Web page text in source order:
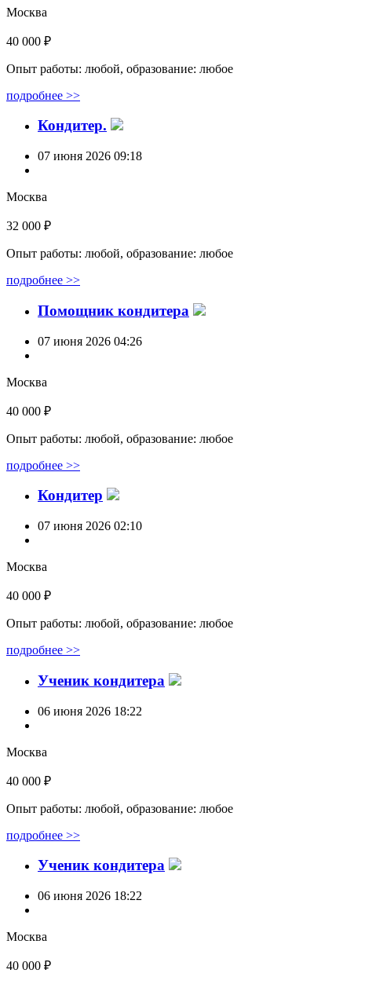
Москва
40 000 ₽
Опыт работы: любой, образование: любое
подробнее >>
Кондитер.
07 июня 2026 09:18
Москва
32 000 ₽
Опыт работы: любой, образование: любое
подробнее >>
Помощник кондитера
07 июня 2026 04:26
Москва
40 000 ₽
Опыт работы: любой, образование: любое
подробнее >>
Кондитер
07 июня 2026 02:10
Москва
40 000 ₽
Опыт работы: любой, образование: любое
подробнее >>
Ученик кондитера
06 июня 2026 18:22
Москва
40 000 ₽
Опыт работы: любой, образование: любое
подробнее >>
Ученик кондитера
06 июня 2026 18:22
Москва
40 000 ₽